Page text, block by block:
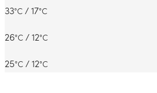
33°C / 17°C
26°C / 12°C
25°C / 12°C